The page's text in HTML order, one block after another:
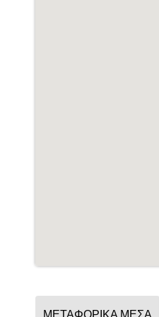
ΜΕΤΑΦΟΡΙΚΑ ΜΕΣΑ